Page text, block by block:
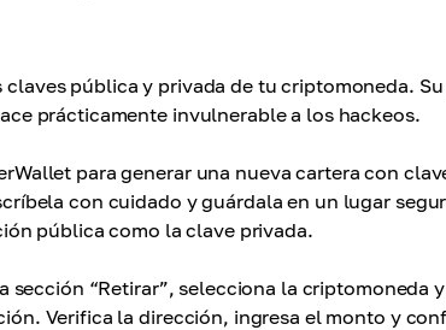
pública y privada de tu criptomoneda.
prácticamente invulnerable a los hackeos.
para generar una nueva cartera con
con cuidado y guárdala en un lugar
pública como la clave privada.
“Retirar”, selecciona la criptomoneda
Verifica la dirección, ingresa el monto y